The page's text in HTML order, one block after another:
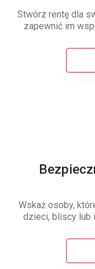
Stwórz rentę dla
zapewnić im
Wskaż osoby,
dzieci, bliscy lub